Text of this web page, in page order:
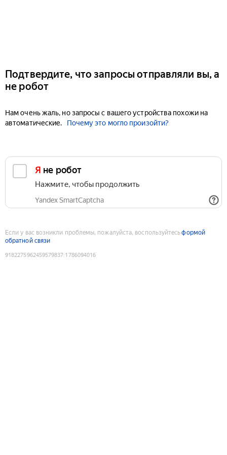
Подтвердите, что запросы отправляли вы, а
не робот
Нам очень жаль, но запросы с вашего устройства похожи на
автоматические.
Почему это могло произойти?
Я не робот
Нажмите, чтобы продолжить
Yandex SmartCaptcha
Если у вас возникли проблемы, пожалуйста, воспользуйтесьформой
обратной связи
9182275962459579837:1786094016